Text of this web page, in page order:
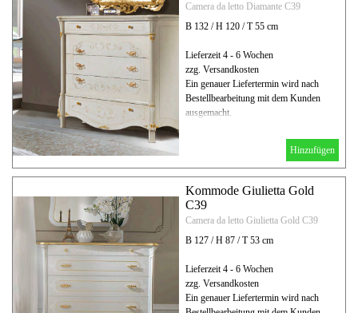
Camera da letto Diamante C39
B 132 / H 120 / T 55 cm
Lieferzeit 4 - 6 Wochen
zzg. Versandkosten
Ein genauer Liefertermin wird nach
Bestellbearbeitung mit dem Kunden
ausgemacht.
Hinzufügen
Kommode Giulietta Gold
C39
Camera da letto Giulietta Gold C39
B 127 / H 87 / T 53 cm
Lieferzeit 4 - 6 Wochen
zzg. Versandkosten
Ein genauer Liefertermin wird nach